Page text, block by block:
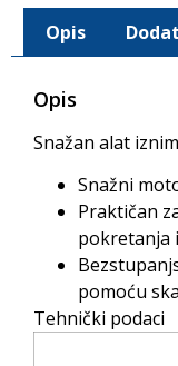
Opis
Opis
Snažan alat
Snažni
Praktičan
pokretanja
pomoću
Tehnički podaci